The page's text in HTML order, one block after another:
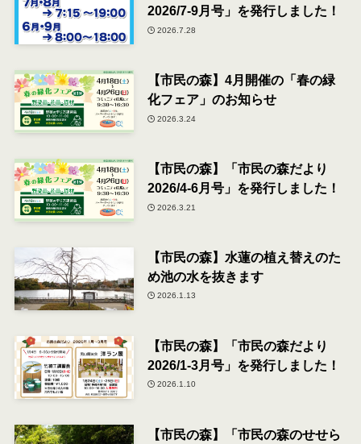
2026/7-9月号」を発行しました！
2026.7.28
【市民の森】4月開催の「春の緑
化フェア」のお知らせ
2026.3.24
【市民の森】「市民の森だより
2026/4-6月号」を発行しました！
2026.3.21
【市民の森】水蓮の植え替えのた
め池の水を抜きます
2026.1.13
【市民の森】「市民の森だより
2026/1-3月号」を発行しました！
2026.1.10
【市民の森】「市民の森のせせら